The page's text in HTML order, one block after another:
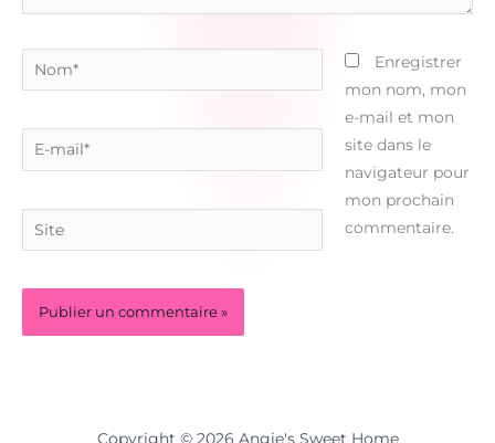
Nom*
E-
mail*
Site
Enregistrer
mon nom, mon
e-mail et mon
site dans le
navigateur pour
mon prochain
commentaire.
Copyright © 2026 Angie's Sweet Home